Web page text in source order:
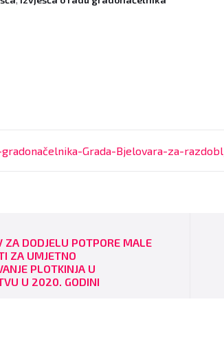
Grada-Bjelovara-za-
ZA DODJELU POTPORE MALE
ZA UMJETNO
PLOTKINJA U
U 2020. GODINI